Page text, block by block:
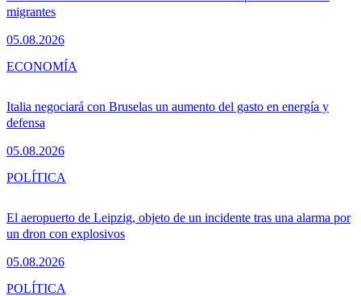
migrantes
05.08.2026
Italia negociará con Bruselas un aumento del gasto en energía y
defensa
05.08.2026
ECONOMÍA
El aeropuerto de Leipzig, objeto de un incidente tras una alarma por
un dron con explosivos
05.08.2026
POLÍTICA
POLÍTICA